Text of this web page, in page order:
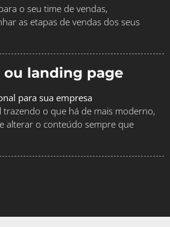
o seu time de vendas,
as etapas de vendas dos seus
landing page
para sua empresa
trazendo o que há de mais moderno,
alterar o conteúdo sempre que